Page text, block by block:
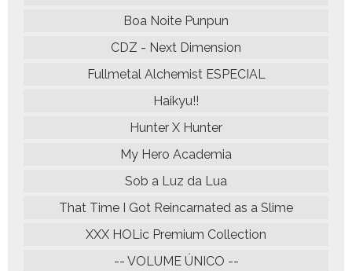
Boa Noite Punpun
CDZ - Next Dimension
Fullmetal Alchemist ESPECIAL
Haikyu!!
Hunter X Hunter
My Hero Academia
Sob a Luz da Lua
That Time I Got Reincarnated as a Slime
XXX HOLic Premium Collection
-- VOLUME ÚNICO --